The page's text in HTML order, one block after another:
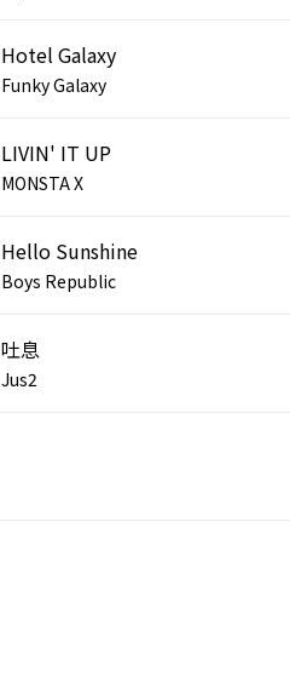
Hotel Galaxy
Funky Galaxy
LIVIN' IT UP
MONSTA X
Hello Sunshine
Boys Republic
吐息
Jus2